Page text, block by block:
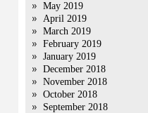
May 2019
April 2019
March 2019
February 2019
January 2019
December 2018
November 2018
October 2018
September 2018